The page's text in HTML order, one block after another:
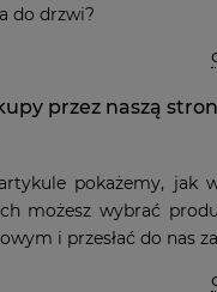
do drzwi?
przez naszą
pokażemy, jak
możesz wybrać
i przesłać do nas